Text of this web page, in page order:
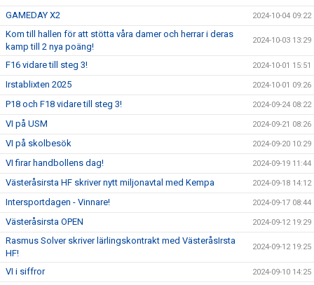
GAMEDAY X2 2024-10-04 09:22
Kom till hallen för att stötta våra damer och herrar i deras
kamp till 2 nya poäng!
2024-10-03 13:29
F16 vidare till steg 3! 2024-10-01 15:51
Irstablixten 2025 2024-10-01 09:26
P18 och F18 vidare till steg 3! 2024-09-24 08:22
VI på USM 2024-09-21 08:26
VI på skolbesök 2024-09-20 10:29
VI firar handbollens dag! 2024-09-19 11:44
Västeråsirsta HF skriver nytt miljonavtal med Kempa 2024-09-18 14:12
Intersportdagen - Vinnare! 2024-09-17 08:44
Västeråsirsta OPEN 2024-09-12 19:29
Rasmus Solver skriver lärlingskontrakt med VästeråsIrsta
HF!
2024-09-12 19:25
VI i siffror 2024-09-10 14:25